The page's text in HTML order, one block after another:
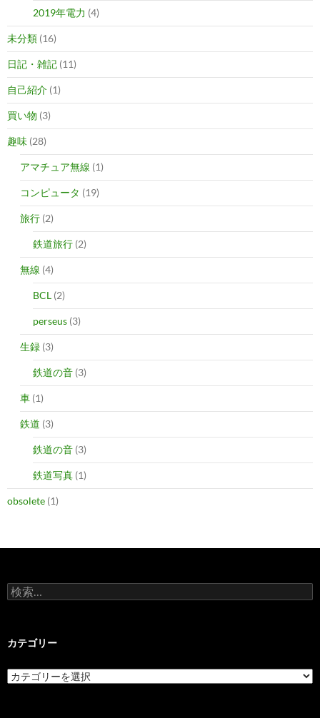
2019年電力 (4)
未分類 (16)
日記・雑記 (11)
自己紹介 (1)
買い物 (3)
趣味 (28)
アマチュア無線 (1)
コンピュータ (19)
旅行 (2)
鉄道旅行 (2)
無線 (4)
BCL (2)
perseus (3)
生録 (3)
鉄道の音 (3)
車 (1)
鉄道 (3)
鉄道の音 (3)
鉄道写真 (1)
obsolete (1)
検
索:
カテゴリー
カ
テ